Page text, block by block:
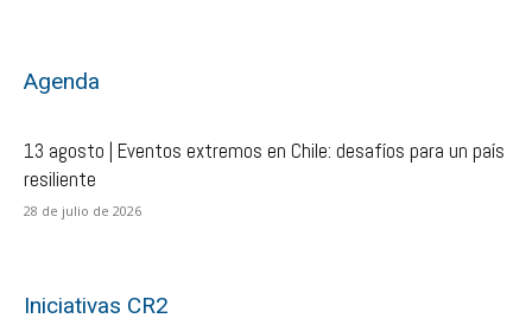
Agenda
13 agosto | Eventos extremos en Chile: desafíos para un país
resiliente
28 de julio de 2026
Iniciativas CR2